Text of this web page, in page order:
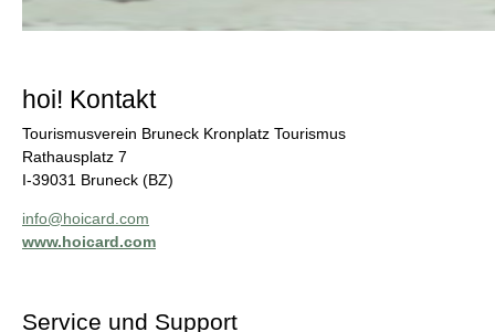
hoi! Kontakt
Tourismusverein Bruneck Kronplatz Tourismus
Rathausplatz 7
I-39031 Bruneck (BZ)
info@hoicard.com
www.hoicard.com
Service und Support